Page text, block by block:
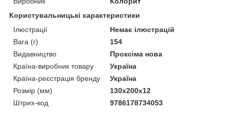
Користувальницькі характеристики
Ілюстрації
Немає ілюстрацій
Вага (г)
154
Видавництво
Проксіма нова
Країна-виробник товару
Україна
Країна-реєстрація бренду
Україна
Розмір (мм)
130х200x12
Штрих-код
9786178734053